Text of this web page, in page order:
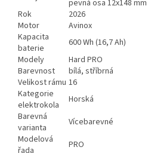
pevná osa 12x148 mm
Rok
2026
Motor
Avinox
Kapacita
baterie
600 Wh (16,7 Ah)
Modely
Hard PRO
Barevnost
bílá, stříbrná
Velikost rámu 16
Kategorie
elektrokola
Horská
Barevná
varianta
Vícebarevné
Modelová
PRO